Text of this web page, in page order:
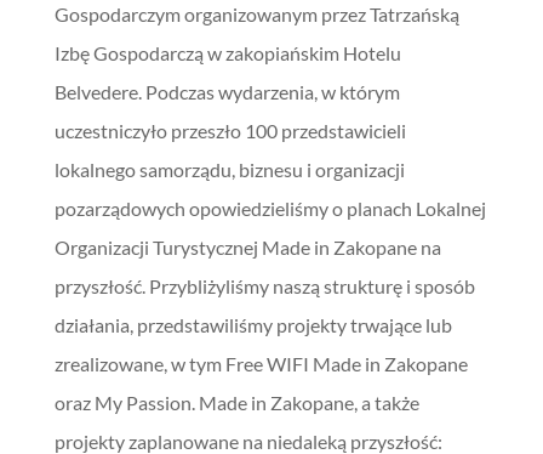
Gospodarczym organizowanym przez Tatrzańską
Izbę Gospodarczą w zakopiańskim Hotelu
Belvedere. Podczas wydarzenia, w którym
uczestniczyło przeszło 100 przedstawicieli
lokalnego samorządu, biznesu i organizacji
pozarządowych opowiedzieliśmy o planach Lokalnej
Organizacji Turystycznej Made in Zakopane na
przyszłość. Przybliżyliśmy naszą strukturę i sposób
działania, przedstawiliśmy projekty trwające lub
zrealizowane, w tym Free WIFI Made in Zakopane
oraz My Passion. Made in Zakopane, a także
projekty zaplanowane na niedaleką przyszłość: